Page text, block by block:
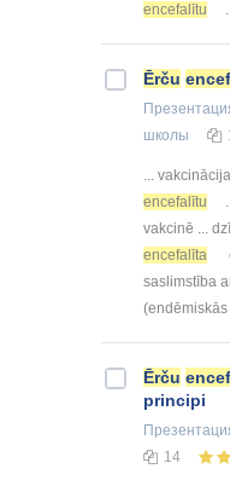
encefalītu
.
Ērču
школы
...
encefalītu
vakcinē ...
encefalīta
saslimstība
Ērču
principi
14